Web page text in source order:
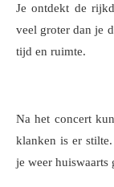
Je ontdekt de
veel groter dan je
tijd en ruimte.
Na het concert
klanken is er
je weer huiswaarts